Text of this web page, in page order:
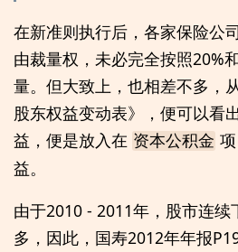
在新准则执行后，各家保险公
由裁量权，未必完全按照20%
量。但大致上，也相差不多，
股东权益变动表》，便可以看
益，便是放入在 资本公积金
益。
由于2010 - 2011年，股市连续
多，因此，国寿2012年年报